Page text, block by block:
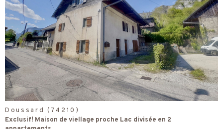
voir le
bien
Doussard (74210)
Exclusif! Maison de viellage proche Lac divisée en 2